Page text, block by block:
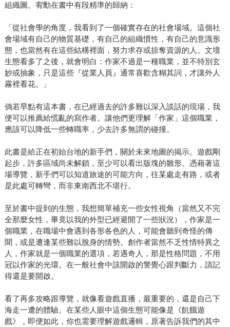
組織圖。宥勳在書中有段精準的歸納：
「從社會學的角度，我看到了一個確實存在的社會場域。這個社
會場域有自己的物質基礎，有自己的組織慣性，有自己的意識形
態，也當然有在這些結構裡面，努力求存或掠奪資源的人。文壇
生態看多了之後，就會明白：作家不過是一種職業，並不特別玄
妙或抽象，只是這些『從業人員』通常喜歡含糊其詞，才讓外人
霧裡看花。」
倘若早點有這本書，在已經過去的許多難以深入談話的現場，我
便可以推薦給慌亂的寫作者。讓他們更理解「作家」這個職業，
應該可以降低一些轉職率，少去許多無謂的碰撞。
此書是給正在初始台地的新手們，關於未來地圖的揭示。遊戲剛
起步，許多區域尚未解鎖，至少可以看出版塊的雛形。憑藉著這
場導覽，新手們可以知道旅途的可能方向，往某處走有路，或者
是此處可轉彎，而非東南西北不堪行。
至於書中提到的生態，我想簡單補充一些女性視角（當然又不完
全那麼女性，畢竟以我的外型已經避開了一些狀況），作家是一
個職業，在職場中會遇到各形各色的人，可能會聽到奇怪的傳
聞，或是遭逢某些難以脫身的情勢。創作者當然不乏性情特異之
人，作家就是一個職業的選項，若遇奇人，那是性格問題，不用
冠以作家的光環。在一般社會中該開啟的警覺心跟判斷力，請記
得還是要開啟。
看了再多攻略跟導覽，就像看遊戲直播，最重要的，還是自己下
海走一遭的體驗。在某些人眼中這個生態可能像是《飢餓遊
戲》，即便如此，你也需要理解遊戲邏輯，原著告訴我們的其中